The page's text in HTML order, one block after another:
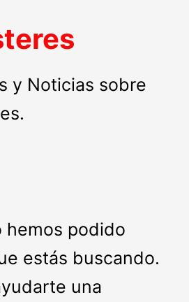
y Noticias sobre
hemos podido
estás buscando.
una